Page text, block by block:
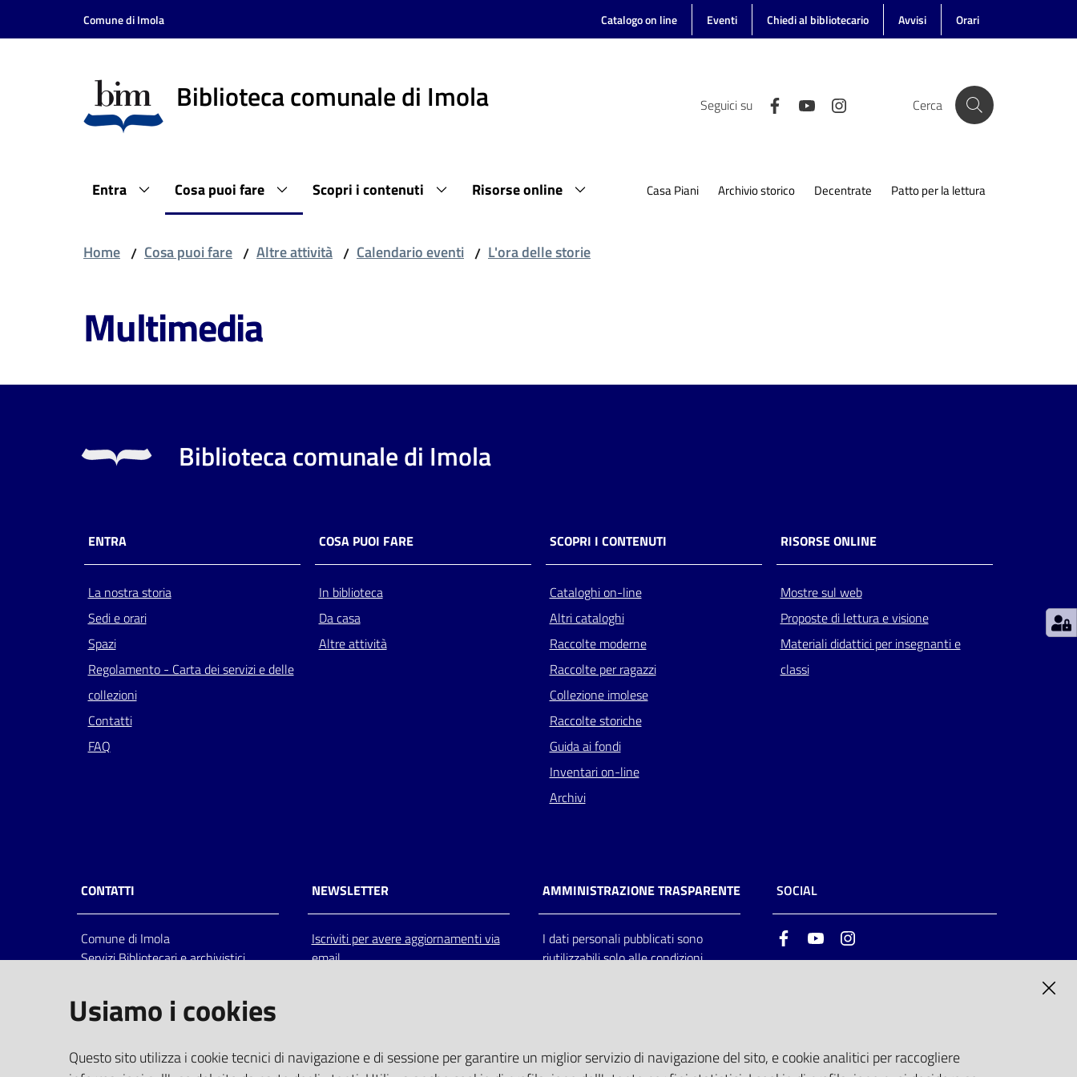
Vai al contenuto
Vai alla navigazione
Comune di Imola Catalogo on line Eventi Chiedi al bibliotecario Avvisi Orari
Biblioteca comunale di Imola Seguici su Cerca
Entra Cosa puoi fare Scopri i contenuti Risorse online Casa Piani Archivio storico Decentrate Patto per la lettura
Home / Cosa puoi fare / Altre attività / Calendario eventi / L'ora delle storie
Multimedia
Biblioteca comunale di Imola
ENTRA
La nostra storia
Sedi e orari
Spazi
Regolamento - Carta dei servizi e delle
collezioni
Contatti
FAQ
COSA PUOI FARE
In biblioteca
Da casa
Altre attività
SCOPRI I CONTENUTI
Cataloghi on-line
Altri cataloghi
Raccolte moderne
Raccolte per ragazzi
Collezione imolese
Raccolte storiche
Guida ai fondi
Inventari on-line
Archivi
RISORSE ONLINE
Mostre sul web
Proposte di lettura e visione
Materiali didattici per insegnanti e
classi
CONTATTI
Comune di Imola
Servizi Bibliotecari e archivistici
Italia
centralino: tel 0542.6026.36 fax
bim@comune.imola.bo.it
PEC
NEWSLETTER
Iscriviti per avere aggiornamenti via
email
AMMINISTRAZIONE TRASPARENTE
I dati personali pubblicati sono
riutilizzabili solo alle condizioni
SOCIAL
FacebookYoutube
Usiamo i cookies
Questo sito utilizza i cookie tecnici di navigazione e di sessione per garantire un miglior servizio di navigazione del sito, e cookie analitici per raccogliere